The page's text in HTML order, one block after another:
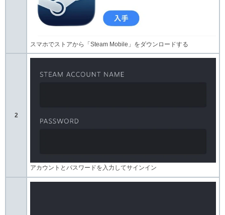
スマホでストアから「Steam Mobile」をダウンロードする
2
アカウントとパスワードを入力してサインイン